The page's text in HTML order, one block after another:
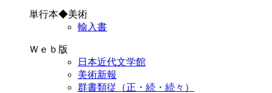
単行本◆美術
輸入書
Ｗｅｂ版
日本近代文学館
美術新報
群書類従（正・続・続々）